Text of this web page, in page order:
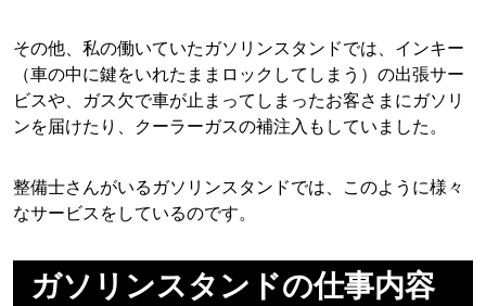
その他、私の働いていたガソリンスタンドでは、インキー
（車の中に鍵をいれたままロックしてしまう）の出張サー
ビスや、ガス欠で車が止まってしまったお客さまにガソリ
ンを届けたり、クーラーガスの補注入もしていました。
整備士さんがいるガソリンスタンドでは、このように様々
なサービスをしているのです。
ガソリンスタンドの仕事内容